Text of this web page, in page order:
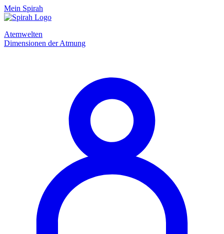
Mein Spirah
Atemwelten
Dimensionen der Atmung